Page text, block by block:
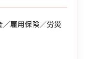
雇用保険／労災